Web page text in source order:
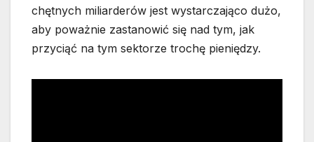
chętnych miliarderów jest wystarczająco dużo,
aby poważnie zastanowić się nad tym, jak
przyciąć na tym sektorze trochę pieniędzy.